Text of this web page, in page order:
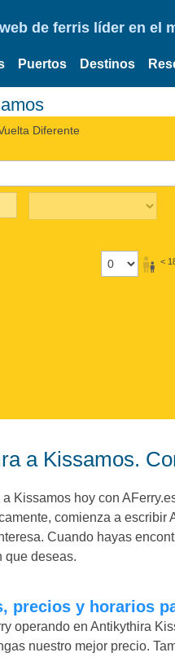
de ferris líder en el
Puertos Destinos
Diferente
<
a Kissamos.
Kissamos hoy con
comienza a
Cuando hayas
que deseas.
precios y horarios
operando en Antikythira
nuestro mejor precio.